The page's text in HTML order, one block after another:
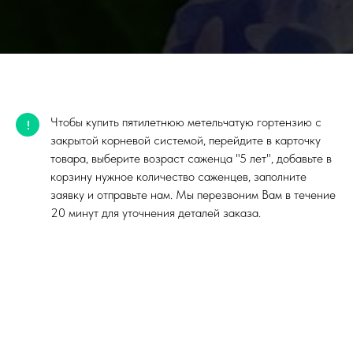
!
Чтобы купить пятилетнюю метельчатую гортензию с
закрытой корневой системой, перейдите в карточку
товара, выберите возраст саженца "5 лет", добавьте в
корзину нужное количество саженцев, заполните
заявку и отправьте нам. Мы перезвоним Вам в течение
20 минут для уточнения деталей заказа.